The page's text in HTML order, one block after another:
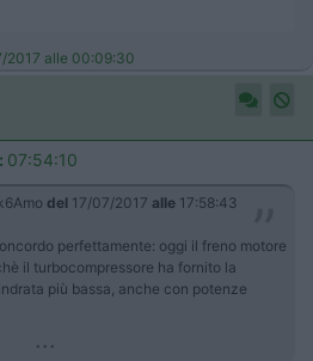
2017 alle 00:09:30
07:54:10
del 17/07/2017 alle 17:58:43
perfettamente: oggi il freno motore
il turbocompressore ha fornito la
più bassa, anche con potenze
...